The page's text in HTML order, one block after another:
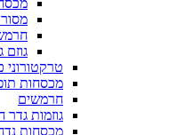
טרקטורוני
מכסחות
חרמשים
גוזמות גדר
מכסחות